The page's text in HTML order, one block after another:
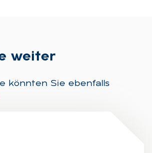
wei­ter
könnten Sie ebenfalls